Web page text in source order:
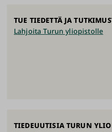
TUE TIEDETTÄ JA
Lahjoita Turun yliopistolle
TIEDEUUTISIA TURUN